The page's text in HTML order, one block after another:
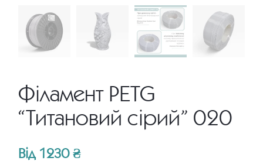
Філамент PETG
“Титановий сірий” 020
Від 1230₴